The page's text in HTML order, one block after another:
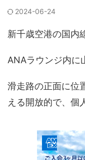
2024-06-24
新千歳空港の国内
ANAラウンジ内に
滑走路の正面に位
える開放的で、個